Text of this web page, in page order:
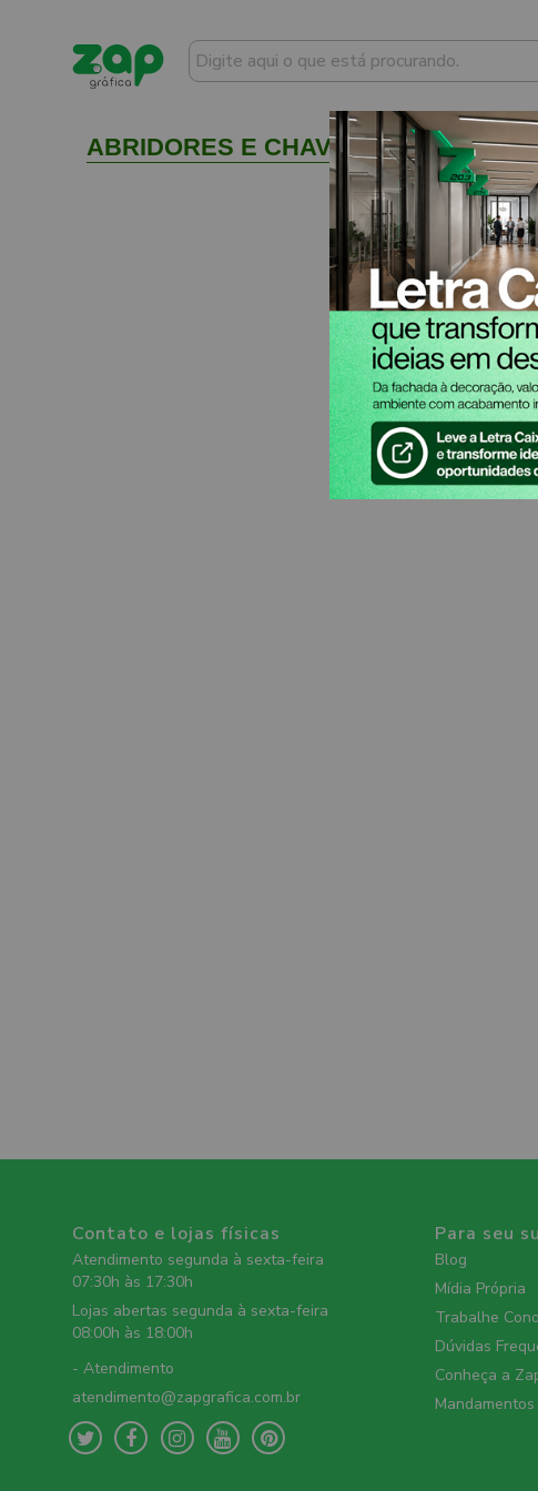
ABRIDORES E CHAVEIROS
Contato e lojas físicas
Atendimento segunda à sexta-feira
07:30h às 17:30h
Lojas abertas segunda à sexta-feira
08:00h às 18:00h
- Atendimento
atendimento@zapgrafica.com.br
Para seu
Blog
Mídia Própria
Trabalhe
Dúvidas
Conheça a